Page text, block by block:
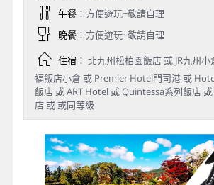
午餐：方便遊玩~敬請自理
晚餐：方便遊玩~敬請自理
住宿： 北九州松柏園飯店 或 JR九州
福飯店小倉 或 Premier Hotel門司港 或
飯店 或 ART Hotel 或 Quintessa系列飯店
店 或 或同等級